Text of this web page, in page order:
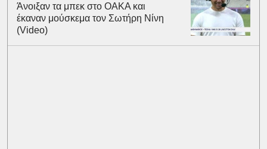
Άνοιξαν τα μπεκ στο ΟΑΚΑ και
έκαναν μούσκεμα τον Σωτήρη Νίνη
(Video)